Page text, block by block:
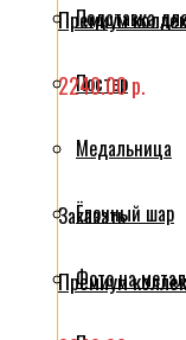
Премиум
2240.00 р.
Заказать
Премиум
Подставка
Постер
Медальница
Ёлочный шар
Фото на